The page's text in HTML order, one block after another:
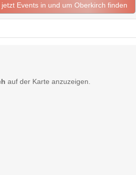
jetzt Events in und um Oberkirch finden
auf der Karte anzuzeigen.